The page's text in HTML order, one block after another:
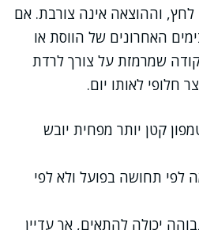
וההוצאה אינה צורבת. אם
האחרונים של הווסת או
שמרמזת על צורך לרדת
חלופי לאותו יום.
קטן יותר מפחית יובש
לפי תחושה בפועל ולא לפי
יכולה להתאים, אך עדיין